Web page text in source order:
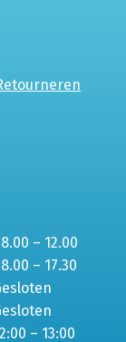
– 12.00
– 17.30
– 13:00